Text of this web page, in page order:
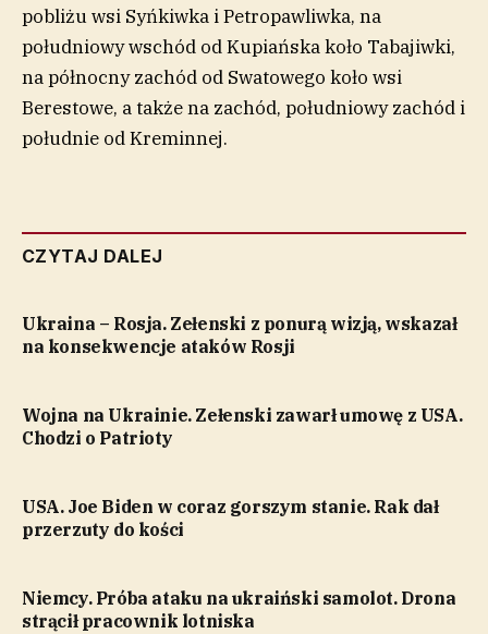
pobliżu wsi Syńkiwka i Petropawliwka, na
południowy wschód od Kupiańska koło Tabajiwki,
na północny zachód od Swatowego koło wsi
Berestowe, a także na zachód, południowy zachód i
południe od Kreminnej.
CZYTAJ DALEJ
Ukraina – Rosja. Zełenski z ponurą wizją, wskazał
na konsekwencje ataków Rosji
Wojna na Ukrainie. Zełenski zawarł umowę z USA.
Chodzi o Patrioty
USA. Joe Biden w coraz gorszym stanie. Rak dał
przerzuty do kości
Niemcy. Próba ataku na ukraiński samolot. Drona
strącił pracownik lotniska